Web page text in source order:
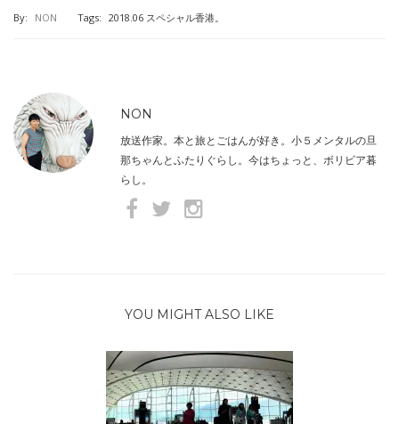
By: NON Tags: 2018.06 スペシャル香港。
NON
放送作家。本と旅とごはんが好き。小５メンタルの旦
那ちゃんとふたりぐらし。今はちょっと、ボリビア暮
らし。
YOU MIGHT ALSO LIKE